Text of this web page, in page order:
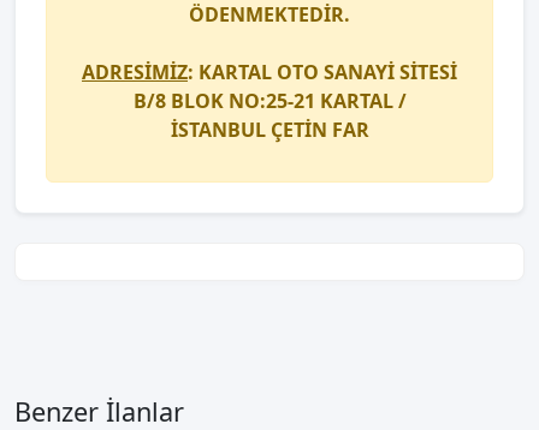
ÖDENMEKTEDİR.
ADRESİMİZ: KARTAL OTO SANAYİ SİTESİ
B/8 BLOK NO:25-21 KARTAL /
İSTANBUL ÇETİN FAR
Benzer İlanlar